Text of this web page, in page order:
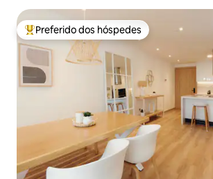
Entre os melhores preferidos dos hóspedes
Preferido dos hóspedes